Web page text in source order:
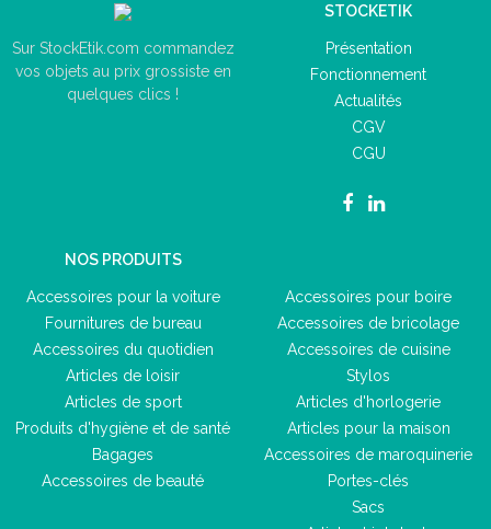
Sur StockEtik.com commandez
vos objets au prix grossiste en
quelques clics !
STOCKETIK
Présentation
Fonctionnement
Actualités
CGV
CGU
NOS PRODUITS
Accessoires pour la voiture
Fournitures de bureau
Accessoires du quotidien
Articles de loisir
Articles de sport
Produits d'hygiène et de santé
Bagages
Accessoires de beauté
Accessoires pour boire
Accessoires de bricolage
Accessoires de cuisine
Stylos
Articles d'horlogerie
Articles pour la maison
Accessoires de maroquinerie
Portes-clés
Sacs